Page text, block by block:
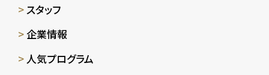
スタッフ
企業情報
人気プログラム